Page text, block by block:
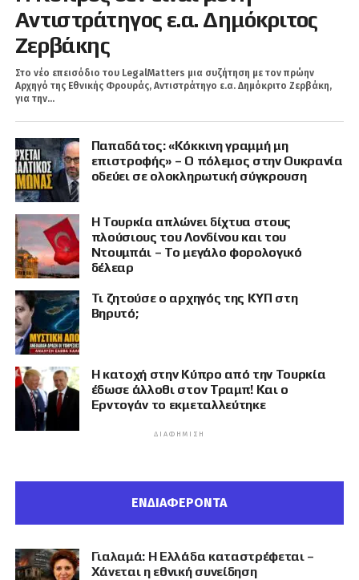
Αντιστράτηγος ε.α. Δημόκριτος
Ζερβάκης
Στο νέο επεισόδιο του LegalMatters μια συζήτηση με τον πρώην
Αρχηγό της Εθνικής Φρουράς, Αντιστράτηγο ε.α. Δημόκριτο Ζερβάκη,
για την...
Παπαδάτος: «Κόκκινη γραμμή μη
επιστροφής» – Ο πόλεμος στην Ουκρανία
οδεύει σε ολοκληρωτική σύγκρουση
Η Τουρκία απλώνει δίχτυα στους
πλούσιους του Λονδίνου και του
Ντουμπάι – Το μεγάλο φορολογικό
δέλεαρ
Τι ζητούσε ο αρχηγός της ΚΥΠ στη
Βηρυτό;
Η κατοχή στην Κύπρο από την Τουρκία
έδωσε άλλοθι στον Τραμπ! Και ο
Ερντογάν το εκμεταλλεύτηκε
ΔΙΑΦΉΜΙΣΗ
ΕΝΔΙΑΦΕΡΟΝΤΑ
Γιαλαμά: Η Ελλάδα καταστρέφεται –
Χάνεται η εθνική συνείδηση